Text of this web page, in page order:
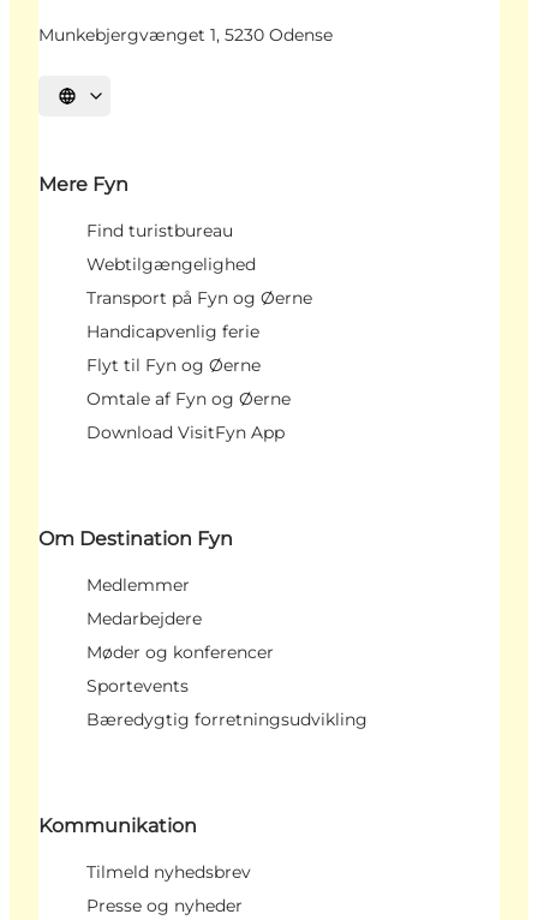
Munkebjergvænget 1, 5230 Odense
Vælg sprog
Mere Fyn
Find turistbureau
Webtilgængelighed
Transport på Fyn og Øerne
Handicapvenlig ferie
Flyt til Fyn og Øerne
Omtale af Fyn og Øerne
Download VisitFyn App
Om Destination Fyn
Medlemmer
Medarbejdere
Møder og konferencer
Sportevents
Bæredygtig forretningsudvikling
Kommunikation
Tilmeld nyhedsbrev
Presse og nyheder